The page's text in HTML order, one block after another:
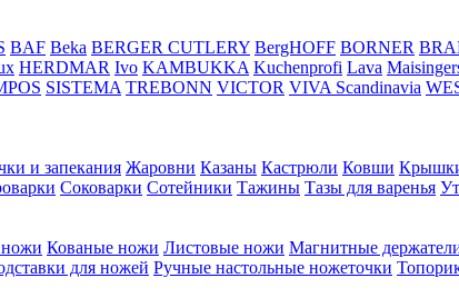
BAF Beka BERGER CUTLERY BergHOFF BORNER
HERDMAR Ivo KAMBUKKA Kuchenprofi Lava
SISTEMA TREBONN VICTOR VIVA Scandinavia
и запекания Жаровни Казаны Кастрюли Ковши
Соковарки Сотейники Тажины Тазы для варенья
ножи Кованые ножи Листовые ножи Магнитные
для ножей Ручные настольные ножеточки